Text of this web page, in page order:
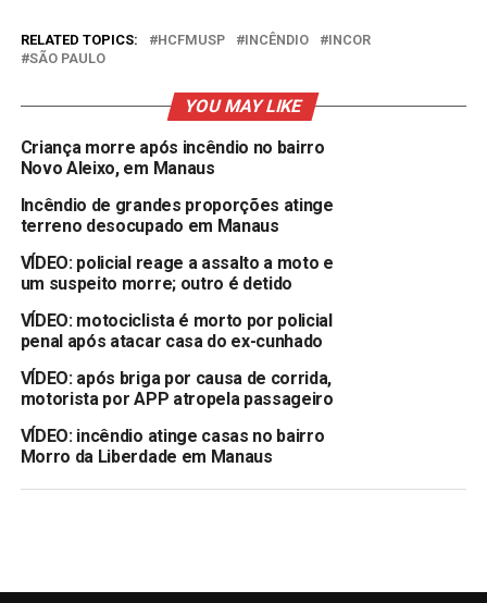
RELATED TOPICS: HCFMUSP INCÊNDIO
INCOR
SÃO PAULO
YOU MAY LIKE
Criança morre após incêndio no bairro
Novo Aleixo, em Manaus
Incêndio de grandes proporções atinge
terreno desocupado em Manaus
VÍDEO: policial reage a assalto a moto e
um suspeito morre; outro é detido
VÍDEO: motociclista é morto por policial
penal após atacar casa do ex-cunhado
VÍDEO: após briga por causa de corrida,
motorista por APP atropela passageiro
VÍDEO: incêndio atinge casas no bairro
Morro da Liberdade em Manaus